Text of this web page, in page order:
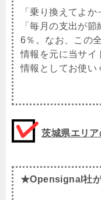
「乗り換えてよ
「毎月の支出が
6％。なお、この
情報を元に当サイ
情報としてお使い
茨城県エリア
★Opensignal社が